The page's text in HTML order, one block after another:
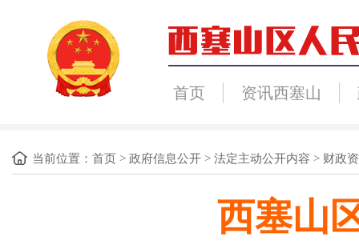
首页 资讯西塞山
当前位置： 首页 > 政府信息公开 > 法定主动公开内容 > 财政
西塞山